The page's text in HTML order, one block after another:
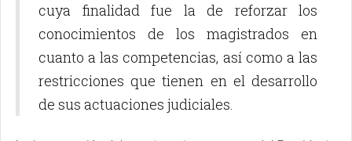
cuya finalidad fue la de reforzar los
conocimientos de los magistrados en
cuanto a las competencias, así como a las
restricciones que tienen en el desarrollo
de sus actuaciones judiciales.